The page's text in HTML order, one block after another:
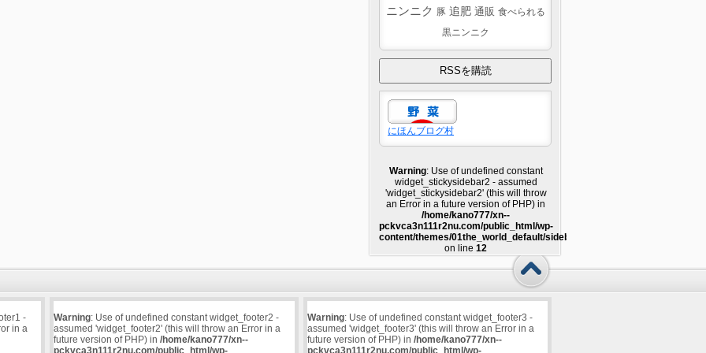
ニンニク 豚 追肥 通販 食べられる
黒ニンニク
にほんブログ村
Warning: Use of undefined constant
widget_stickysidebar2 - assumed
'widget_stickysidebar2' (this will throw
an Error in a future version of PHP) in
/home/kano777/xn--
pckvca3n111r2nu.com/public_html/wp-
content/themes/01the_world_default/sidebar2.php
on line 12
-
in a
Warning: Use of undefined constant widget_footer2 -
assumed 'widget_footer2' (this will throw an Error in a
future version of PHP) in/home/kano777/xn--
Warning: Use of undefined constant widget_footer3 -
assumed 'widget_footer3' (this will throw an Error in a
future version of PHP) in /home/kano777/xn--